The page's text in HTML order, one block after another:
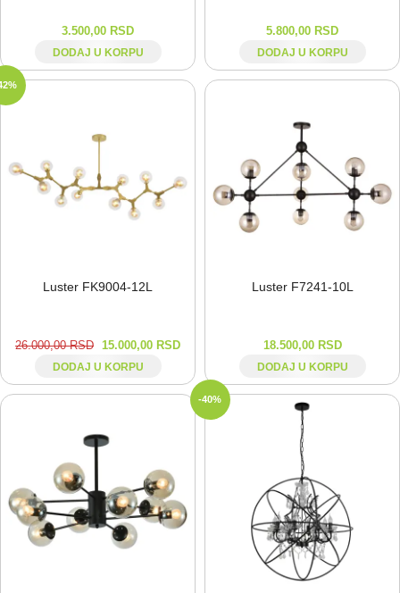
3.500,00 RSD
DODAJ U KORPU
5.800,00 RSD
DODAJ U KORPU
Luster FK9004-⁠12L
26.000,00RSD 15.000,00 RSD
DODAJ U KORPU
Luster F7241-⁠10L
18.500,00 RSD
DODAJ U KORPU
-40%